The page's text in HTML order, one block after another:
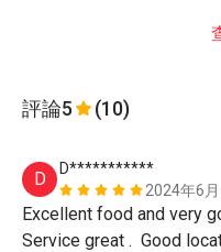
評論5 (10)
D
D***********
2024年6
Excellent food and very
Service great .  Good